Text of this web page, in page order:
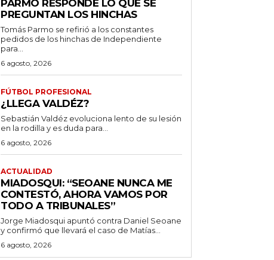
PARMO RESPONDE LO QUE SE
PREGUNTAN LOS HINCHAS
Tomás Parmo se refirió a los constantes
pedidos de los hinchas de Independiente
para...
6 agosto, 2026
FÚTBOL PROFESIONAL
¿LLEGA VALDÉZ?
Sebastián Valdéz evoluciona lento de su lesión
en la rodilla y es duda para...
6 agosto, 2026
ACTUALIDAD
MIADOSQUI: “SEOANE NUNCA ME
CONTESTÓ, AHORA VAMOS POR
TODO A TRIBUNALES”
Jorge Miadosqui apuntó contra Daniel Seoane
y confirmó que llevará el caso de Matías...
6 agosto, 2026